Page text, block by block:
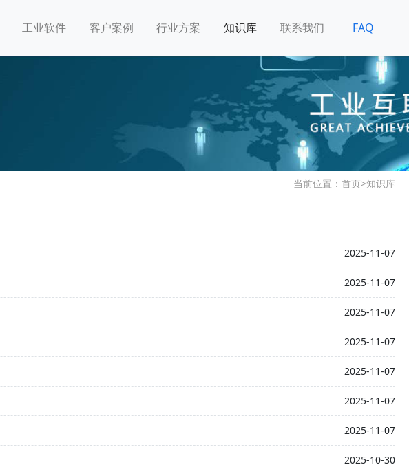
工业软件 客户案例 行业方案 知识库 联系我们 FAQ
当前位置： 首页>知识库
2025-11-07
2025-11-07
2025-11-07
2025-11-07
2025-11-07
2025-11-07
2025-11-07
2025-10-30